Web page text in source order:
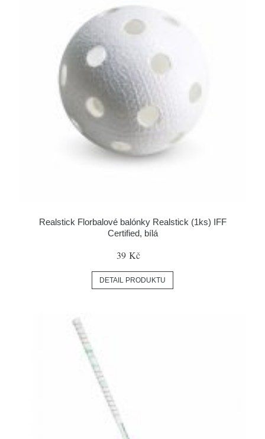
Realstick Florbalové balónky Realstick (1ks) IFF
Certified, bílá
39 Kč
DETAIL PRODUKTU